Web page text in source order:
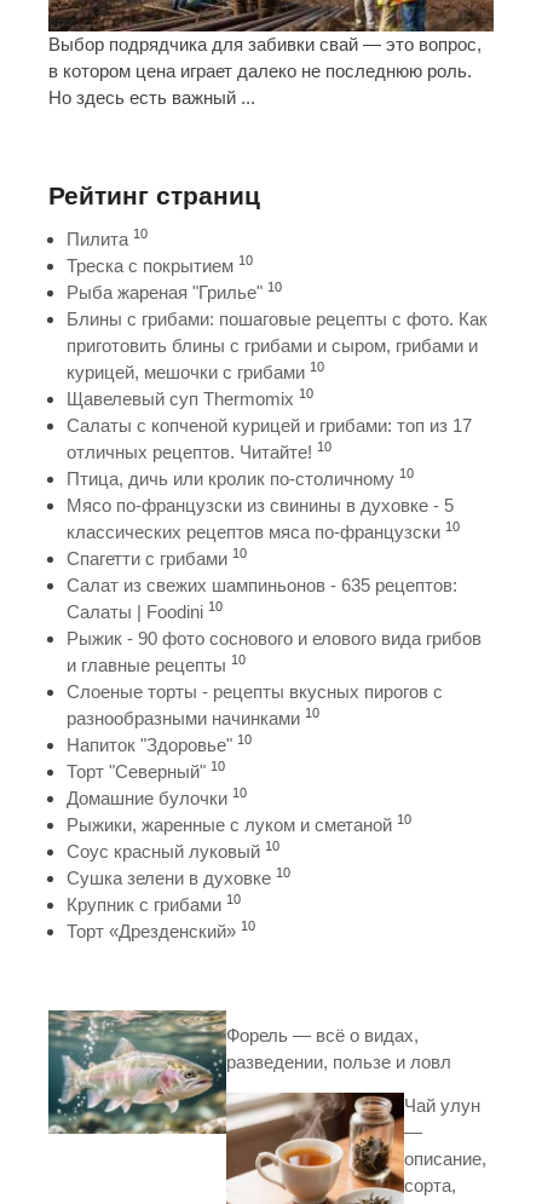
Выбор подрядчика для забивки свай — это вопрос,
в котором цена играет далеко не последнюю роль.
Но здесь есть важный ...
Рейтинг страниц
Пилита 10
Треска с покрытием 10
Рыба жареная "Грилье" 10
Блины с грибами: пошаговые рецепты с фото. Как
приготовить блины с грибами и сыром, грибами и
курицей, мешочки с грибами 10
Щавелевый суп Thermomix 10
Салаты с копченой курицей и грибами: топ из 17
отличных рецептов. Читайте! 10
Птица, дичь или кролик по-столичному 10
Мясо по-французски из свинины в духовке - 5
классических рецептов мяса по-французски 10
Спагетти с грибами 10
Салат из свежих шампиньонов - 635 рецептов:
Салаты | Foodini 10
Рыжик - 90 фото соснового и елового вида грибов
и главные рецепты 10
Слоеные торты - рецепты вкусных пирогов с
разнообразными начинками 10
Напиток "Здоровье" 10
Торт "Северный" 10
Домашние булочки 10
Рыжики, жаренные с луком и сметаной 10
Соус красный луковый 10
Сушка зелени в духовке 10
Крупник с грибами 10
Торт «Дрезденский» 10
Форель — всё о видах,
разведении, пользе и ловл
Чай улун
—
описание,
сорта,